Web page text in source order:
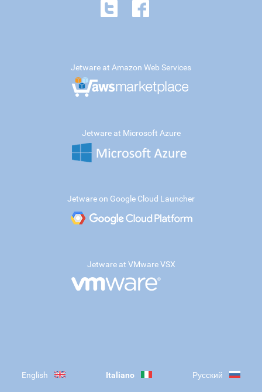
Jetware at Amazon Web Services
Jetware at Microsoft Azure
Jetware on Google Cloud Launcher
Jetware at VMware VSX
English Italiano Русский